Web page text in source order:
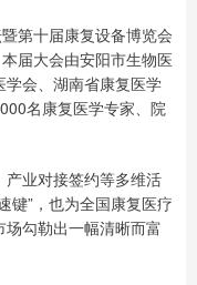
第十届康复设备博览会
届大会由安阳市生物医
会、湖南省康复医学
名康复医学专家、院
业对接签约等多维活
键”，也为全国康复医疗
勾勒出一幅清晰而富